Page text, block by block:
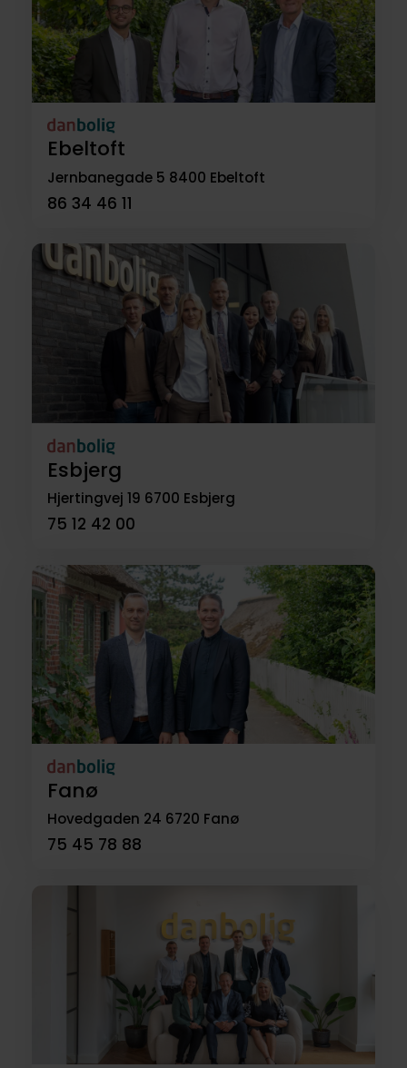
Ebeltoft
Jernbanegade 5 8400 Ebeltoft
86 34 46 11
Esbjerg
Hjertingvej 19 6700 Esbjerg
75 12 42 00
Fanø
Hovedgaden 24 6720 Fanø
75 45 78 88